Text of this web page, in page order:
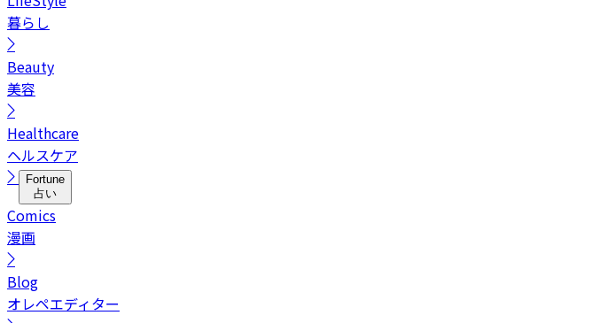
暮らし
Beauty
美容
Healthcare
ヘルスケア
Fortune
占い
Comics
漫画
Blog
オレペエディター